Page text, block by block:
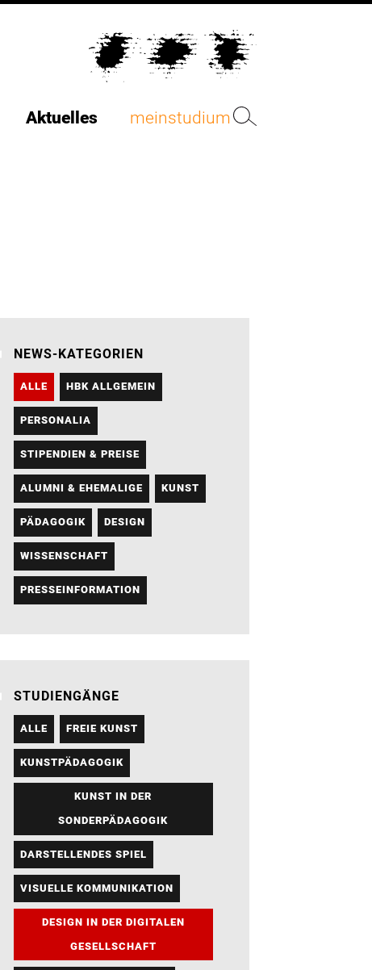
Aktuelles meinstudium
NEWS-KATEGORIEN
ALLE HBK ALLGEMEIN
PERSONALIA
STIPENDIEN & PREISE
ALUMNI & EHEMALIGE KUNST
PÄDAGOGIK DESIGN
WISSENSCHAFT
PRESSEINFORMATION
STUDIENGÄNGE
ALLE FREIE KUNST
KUNSTPÄDAGOGIK
KUNST IN DER
SONDERPÄDAGOGIK
DARSTELLENDES SPIEL
VISUELLE KOMMUNIKATION
DESIGN IN DER DIGITALEN
GESELLSCHAFT